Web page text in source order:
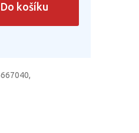
Do košíku